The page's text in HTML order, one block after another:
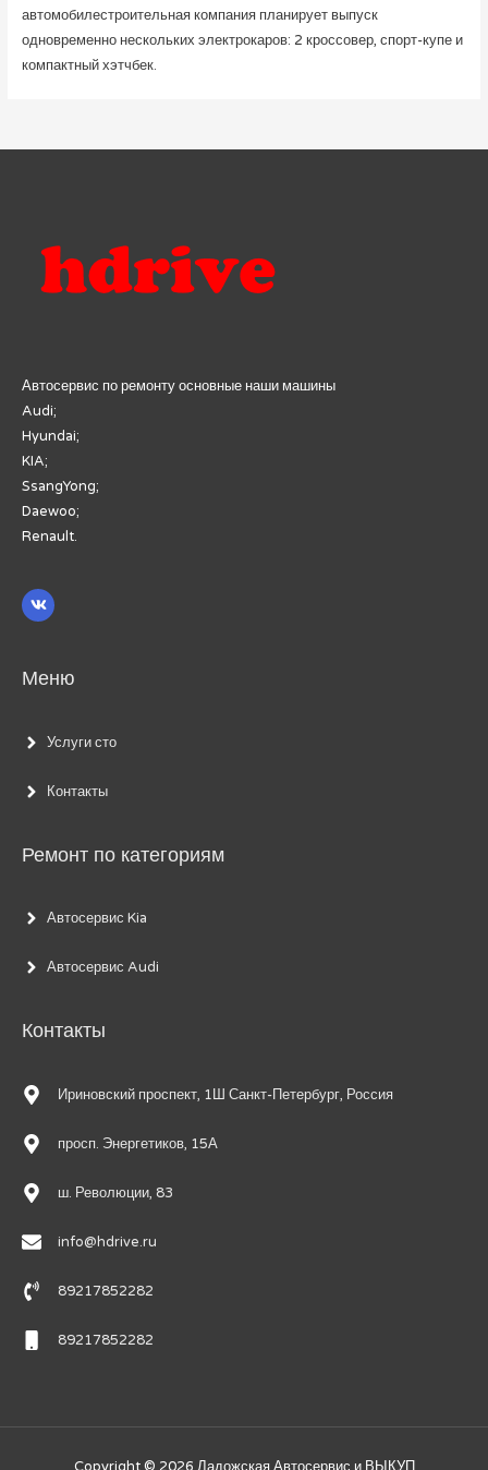
автомобилестроительная компания планирует выпуск
одновременно нескольких электрокаров: 2 кроссовер, спорт-купе и
компактный хэтчбек.
Автосервис по ремонту основные наши машины
Audi;
Hyundai;
KIA;
SsangYong;
Daewoo;
Renault.
Меню
Услуги сто
Контакты
Ремонт по категориям
Автосервис Kia
Автосервис Audi
Контакты
Ириновский проспект, 1Ш Санкт-Петербург, Россия
просп. Энергетиков, 15А
ш. Революции, 83
info@hdrive.ru
89217852282
89217852282